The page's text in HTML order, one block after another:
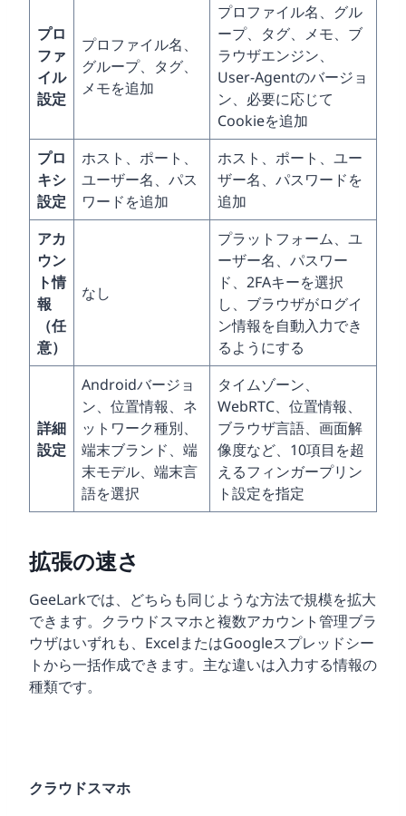
プロ
ファ
イル
設定
プロファイル名、
グループ、タグ、
メモを追加
プロファイル名、グル
ープ、タグ、メモ、ブ
ラウザエンジン、
User-Agentのバージョ
ン、必要に応じて
Cookieを追加
プロ
キシ
設定
ホスト、ポート、
ユーザー名、パス
ワードを追加
ホスト、ポート、ユー
ザー名、パスワードを
追加
アカ
ウン
ト情
報
（任
意）
なし
プラットフォーム、ユ
ーザー名、パスワー
ド、2FAキーを選択
し、ブラウザがログイ
ン情報を自動入力でき
るようにする
詳細
設定
Androidバージョ
ン、位置情報、ネ
ットワーク種別、
端末ブランド、端
末モデル、端末言
語を選択
タイムゾーン、
WebRTC、位置情報、
ブラウザ言語、画面解
像度など、10項目を超
えるフィンガープリン
ト設定を指定
拡張の速さ
GeeLarkでは、どちらも同じような方法で規模を拡大
できます。クラウドスマホと複数アカウント管理ブラ
ウザはいずれも、ExcelまたはGoogleスプレッドシー
トから一括作成できます。主な違いは入力する情報の
種類です。
クラウドスマホ